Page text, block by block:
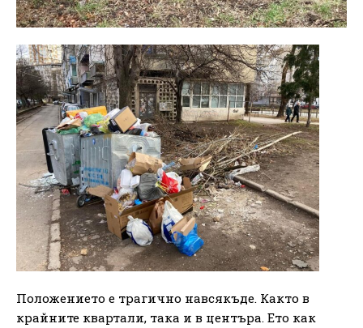
Положението е трагично навсякъде. Както в
крайните квартали, така и в центъра. Ето как